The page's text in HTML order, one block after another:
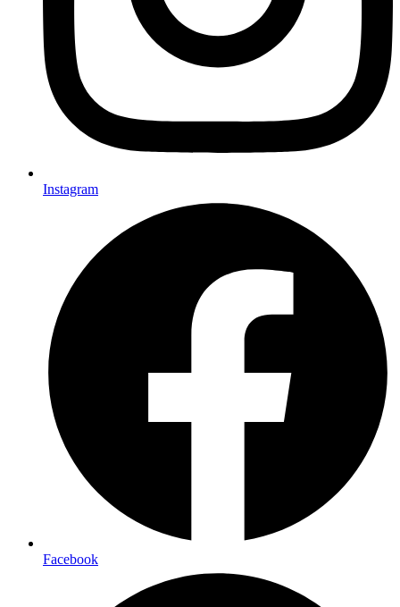
Instagram
Facebook